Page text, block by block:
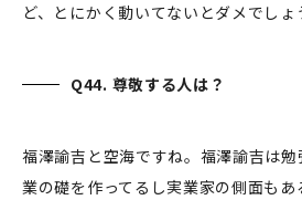
ど、とにかく動いてないとダメでしょ
Q44. 尊敬する人は？
福澤諭吉と空海ですね。福澤諭吉は
業の礎を作ってるし実業家の側面も